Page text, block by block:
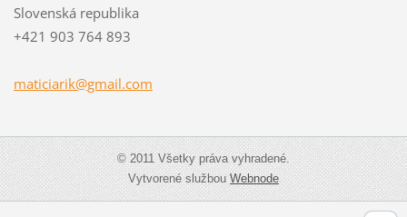
Slovenská republika
+421 903 764 893
maticiarik@gmail.com
© 2011 Všetky práva vyhradené.
Vytvorené službouWebnode